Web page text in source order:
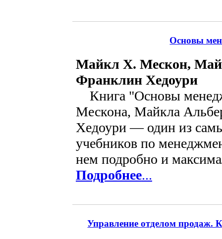
Основы
Майкл Х. Мескон,
Франклин Хедоури
Книга "Основы
Мескона, Майкла
Хедоури — один из
учебников по
нем подробно и
Подробнее...
Управление отделом продаж.